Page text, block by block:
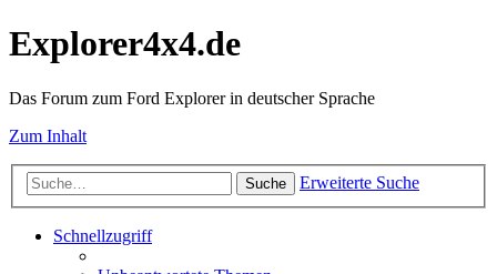
Explorer4x4.de
Das Forum zum Ford Explorer in deutscher Sprache
Zum Inhalt
Suche Erweiterte Suche
Schnellzugriff